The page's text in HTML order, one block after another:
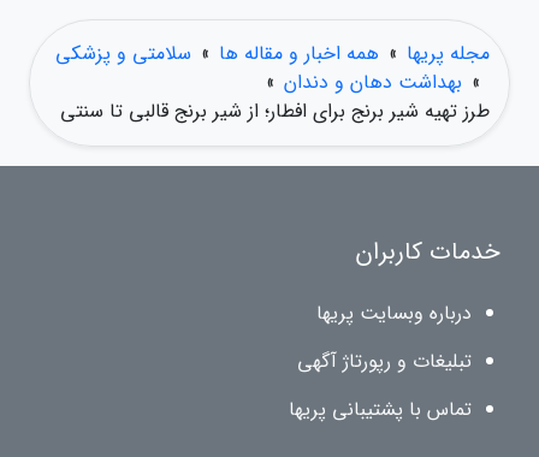
مجله پریها » همه اخبار و مقاله ها » سلامتی و پزشکی
» بهداشت دهان و دندان »
طرز تهیه شیر برنج برای افطار؛ از شیر برنج قالبی تا سنتی
خدمات کاربران
درباره وبسایت پریها
تبلیغات و رپورتاژ آگهی
تماس با پشتیبانی پریها